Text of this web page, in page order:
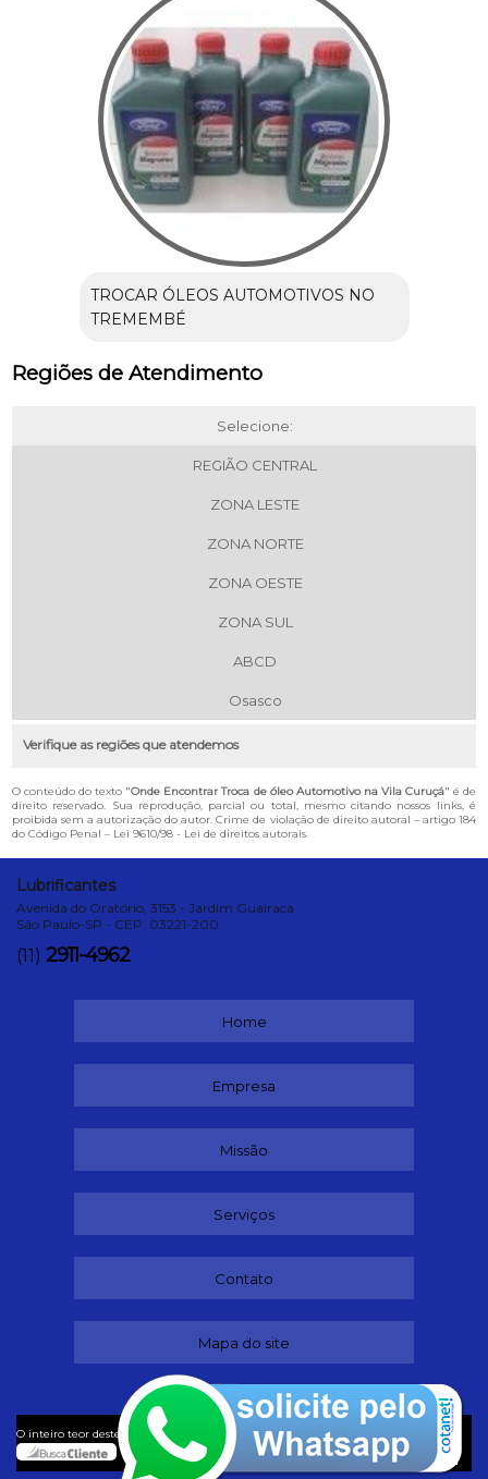
TROCAR ÓLEOS AUTOMOTIVOS NO
TREMEMBÉ
Regiões de Atendimento
Selecione:
REGIÃO CENTRAL
ZONA LESTE
ZONA NORTE
ZONA OESTE
ZONA SUL
ABCD
Osasco
Verifique as regiões que atendemos
O conteúdo do texto "Onde Encontrar Troca de óleo Automotivo na Vila Curuçá" é de
direito reservado. Sua reprodução, parcial ou total, mesmo citando nossos links, é
proibida sem a autorização do autor. Crime de violação de direito autoral – artigo 184
do Código Penal – Lei 9610/98 - Lei de direitos autorais.
Lubrificantes
Avenida do Oratório, 3153 - Jardim Guairaca
São Paulo-SP - CEP: 03221-200
(11) 2911-4962
Home
Empresa
Missão
Serviços
Contato
Mapa do site
O inteiro teor deste site está sujeito à proteção de direitos autorais. Copyright
Lubrificantes (Lei 9610 de 19/02/1998)